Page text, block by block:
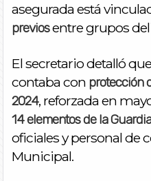
asegurada está
previosentre grupos
El secretario detalló
contaba con protección
2024, reforzada en
14 elementos de la
oficiales y personal de
Municipal.